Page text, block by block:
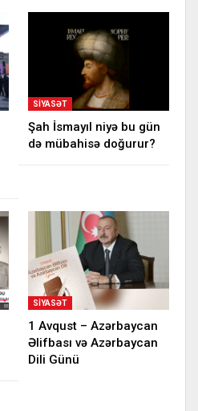
SIYASƏT
Şah İsmayıl niyə bu gün
də mübahisə doğurur?
SIYASƏT
1 Avqust – Azərbaycan
Əlifbası və Azərbaycan
Dili Günü